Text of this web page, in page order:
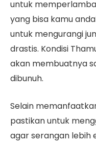
untuk
yang bisa kamu
untuk mengurangi
drastis. Kondisi
akan membuatnya
dibunuh.
Selain
pastikan untuk
agar serangan lebih